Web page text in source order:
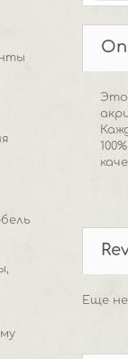
Это
Еще